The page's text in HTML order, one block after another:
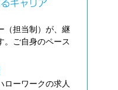
（担当制）が、継
。ご自身のペース
ローワークの求人